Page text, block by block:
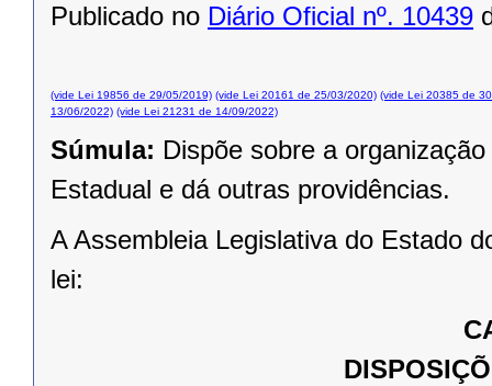
Publicado no Diário Oficial nº. 10439
(vide Lei 19856 de 29/05/2019) (vide Lei 20161 de 25/03/2020) (vide Lei 20385 de
13/06/2022) (vide Lei 21231 de 14/09/2022)
Súmula: Dispõe sobre a
Estadual e dá outras providências.
A Assembleia Legislativa do Estado
lei: